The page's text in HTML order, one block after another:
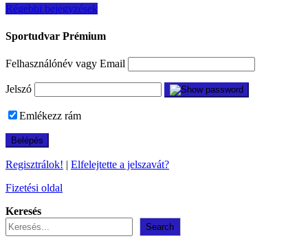
Bejegyzés
navigáció
Régebbi bejegyzések
Sportudvar Prémium
Felhasználónév vagy Email
Jelszó
Emlékezz rám
Regisztrálok! | Elfelejtette a jelszavát?
Fizetési oldal
Keresés
Search